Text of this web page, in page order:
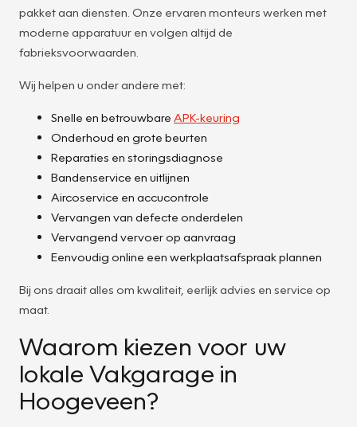
pakket aan diensten. Onze ervaren monteurs werken met
moderne apparatuur en volgen altijd de
fabrieksvoorwaarden.
Wij helpen u onder andere met:
Snelle en betrouwbare APK-keuring
Onderhoud en grote beurten
Reparaties en storingsdiagnose
Bandenservice en uitlijnen
Aircoservice en accucontrole
Vervangen van defecte onderdelen
Vervangend vervoer op aanvraag
Eenvoudig online een werkplaatsafspraak plannen
Bij ons draait alles om kwaliteit, eerlijk advies en service op
maat.
Waarom kiezen voor uw
lokale Vakgarage in
Hoogeveen?